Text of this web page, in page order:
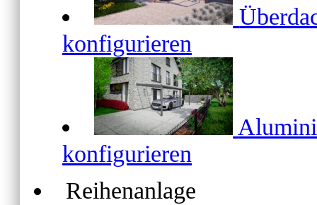
konfigurieren
konfigurieren
Reihenanlage